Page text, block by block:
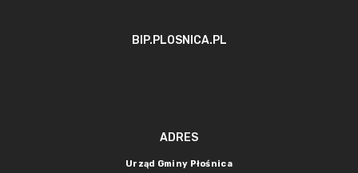
BIP.PLOSNICA.PL
ADRES
Urząd Gminy Płośnica